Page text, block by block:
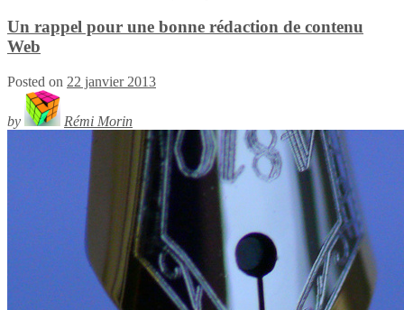
Un rappel pour une bonne rédaction de contenu
Web
Posted on 22 janvier 2013
by Rémi Morin